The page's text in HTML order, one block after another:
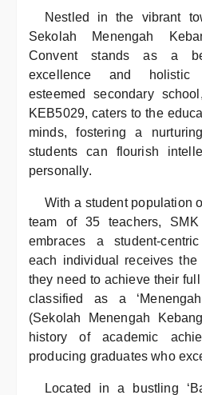
Nestled in the vibrant
Sekolah Menengah
Convent stands as a
excellence and holistic
esteemed secondary
KEB5029, caters to the
minds, fostering a
students can flourish
personally.
With a student population
team of 35 teachers, SMK
embraces a student-
each individual receives the
they need to achieve their
classified as a
(Sekolah Menengah
history of academic
producing graduates who
Located in a bustling